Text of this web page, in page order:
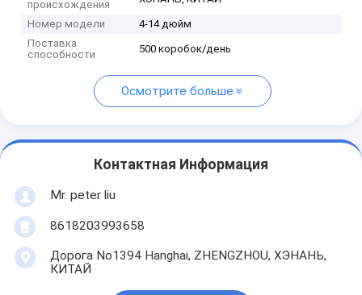
происхождения
Номер модели
4-14 дюйм
Поставка
способности
500 коробок/день
Осмотрите больше
Контактная Информация
Mr. peter liu
8618203993658
Дорога No1394 Hanghai, ZHENGZHOU, ХЭНАНЬ,
КИТАЙ